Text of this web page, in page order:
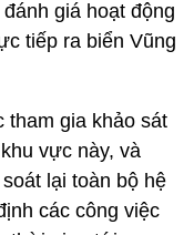
học và Công
loạt vừa qua.
muốn các nhà
giá hoạt động
tiếp ra biển Vũng